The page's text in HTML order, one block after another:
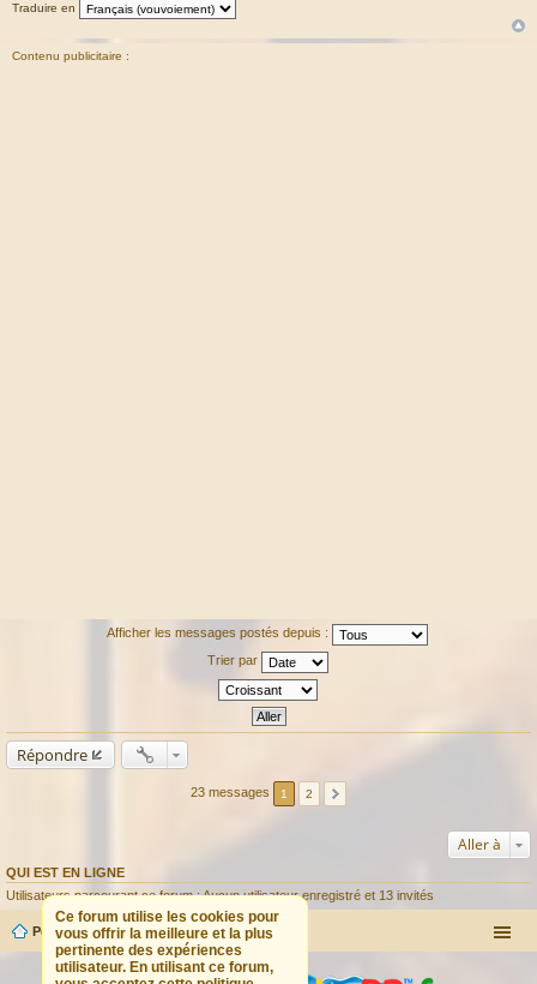
Traduire en
Contenu publicitaire :
Afficher les messages postés depuis :
Trier par
Répondre
23 messages 1 2
Aller à
QUI EST EN LIGNE
Utilisateurs parcourant ce forum : Aucun utilisateur enregistré et 13 invités
Ce forum utilise les cookies pour
vous offrir la meilleure et la plus
pertinente des expériences
utilisateur. En utilisant ce forum,
Portail Forum